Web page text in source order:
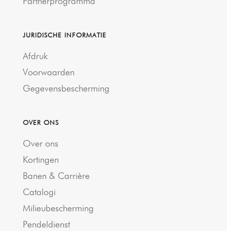
JURIDISCHE INFORMATIE
Afdruk
Voorwaarden
Gegevensbescherming
OVER ONS
Over ons
Kortingen
Banen & Carrière
Catalogi
Milieubescherming
Pendeldienst